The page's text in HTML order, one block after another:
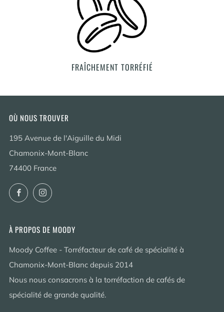
FRAÎCHEMENT TORRÉFIÉ
OÙ NOUS TROUVER
195 Avenue de l'Aiguille du Midi
Chamonix-Mont-Blanc
74400 France
FacebookInstagram
À PROPOS DE MOODY
Moody Coffee - Torréfacteur de café de spécialité à
Chamonix-Mont-Blanc depuis 2014
Nous nous consacrons à la torréfaction de cafés de
spécialité de grande qualité.